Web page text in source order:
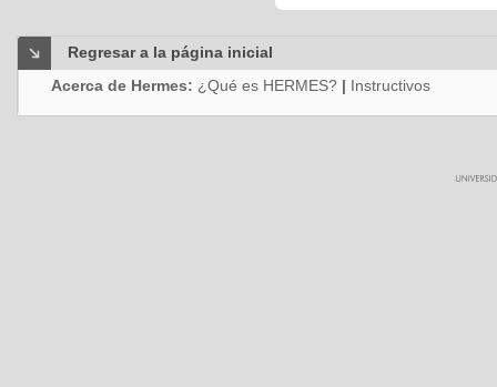
Regresar a la página inicial
Acerca de Hermes: ¿Qué es HERMES? | Instructivos